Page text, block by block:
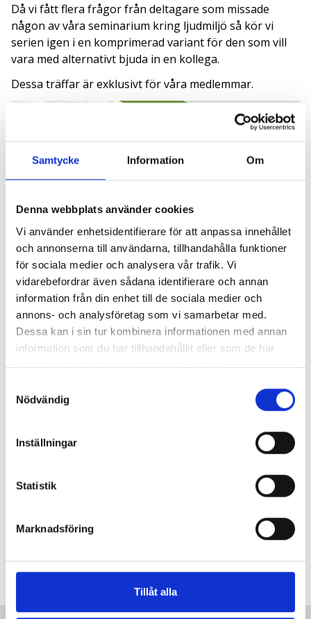
Samtycke Information Om
Denna webbplats använder cookies
Vi använder enhetsidentifierare för att anpassa innehållet
och annonserna till användarna, tillhandahålla funktioner
för sociala medier och analysera vår trafik. Vi
vidarebefordrar även sådana identifierare och annan
information från din enhet till de sociala medier och
annons- och analysföretag som vi samarbetar med.
Dessa kan i sin tur kombinera informationen med annan
information som du har tillhandahållit eller som de har
samlat in när du har använt deras tjänster.
Nödvändig
Inställningar
Statistik
Marknadsföring
Tillåt alla
Då vi fått flera frågor från deltagare som missade
någon av våra seminarium kring ljudmiljö så kör vi
serien igen i en komprimerad variant för den som vill
vara med alternativt bjuda in en kollega.
Dessa träffar är exklusivt för våra medlemmar.